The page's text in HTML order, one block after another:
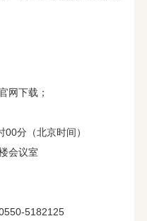
网下载；
分（北京时间）
会议室
5182125